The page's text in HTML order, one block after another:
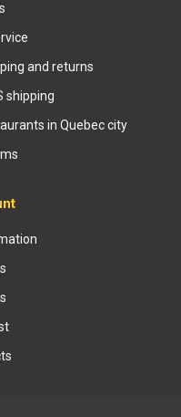
and returns
shipping
in Quebec city